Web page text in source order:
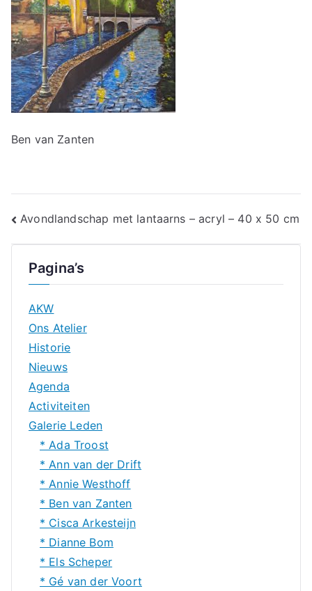
Ben van Zanten
Bericht
navigatie
Avondlandschap met lantaarns – acryl – 40 x 50 cm
Pagina’s
AKW
Ons Atelier
Historie
Nieuws
Agenda
Activiteiten
Galerie Leden
* Ada Troost
* Ann van der Drift
* Annie Westhoff
* Ben van Zanten
* Cisca Arkesteijn
* Dianne Bom
* Els Scheper
* Gé van der Voort